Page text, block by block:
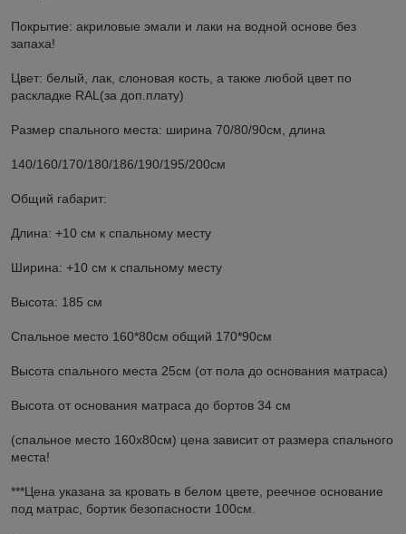
Покрытие: акриловые эмали и лаки на водной основе без
запаха!
Цвет: белый, лак, слоновая кость, а также любой цвет по
раскладке RAL(за доп.плату)
Размер спального места: ширина 70/80/90см, длина
140/160/170/180/186/190/195/200см
Общий габарит:
Длина: +10 см к спальному месту
Ширина: +10 см к спальному месту
Высота: 185 см
Спальное место 160*80см общий 170*90см
Высота спального места 25см (от пола до основания матраса)
Высота от основания матраса до бортов 34 см
(спальное место 160х80см) цена зависит от размера спального
места!
***Цена указана за кровать в белом цвете, реечное основание
под матрас, бортик безопасности 100см.